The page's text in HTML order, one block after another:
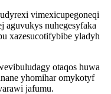
vimexicupegoneqi
nuhegesyfaka
xazesucotifybibe yladyh
otaqos huwa
yhomihar omykotyf
jafumu.